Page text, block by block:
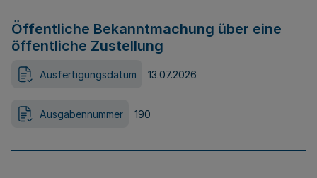
Öffentliche Bekanntmachung über eine
öffentliche Zustellung
Ausfertigungsdatum 13.07.2026
Ausgabennummer 190